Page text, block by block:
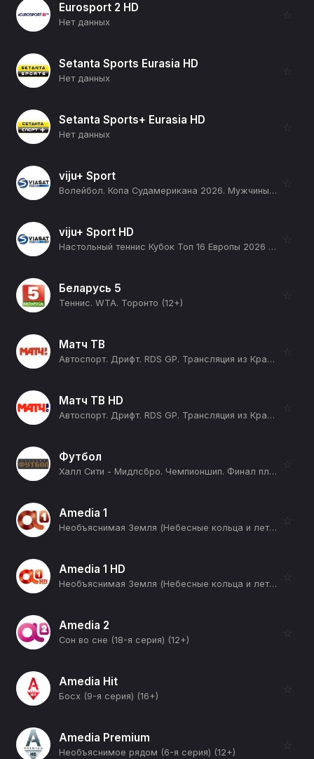
Eurosport 2 HD
Нет данных
☆
Setanta Sports Eurasia HD
Нет данных
☆
Setanta Sports+ Eurasia HD
Нет данных
☆
viju+ Sport
Волейбол. Копа Судамерикана 2026. Мужчины. День 3. Прямая трансляция. Аргентина - Чили (12+)
☆
viju+ Sport HD
Настольный теннис Кубок Топ 16 Европы 2026 (Монтре, Швейцария). Мужчины. Женщины. 1/4 финала. Часть 1 (4 матча) (12+)
☆
Беларусь 5
Теннис. WTA. Торонто (12+)
☆
Матч ТВ
Автоспорт. Дрифт. RDS GP. Трансляция из Красноярска (12+)
☆
Матч ТВ HD
Автоспорт. Дрифт. RDS GP. Трансляция из Красноярска (12+)
☆
Футбол
Халл Сити - Мидлсбро. Чемпионшип. Финал плей-офф. Сезон 25/26 (12+)
☆
Amedia 1
Необъяснимая Земля (Небесные кольца и летающие пауки) (12+)
☆
Amedia 1 HD
Необъяснимая Земля (Небесные кольца и летающие пауки) (12+)
☆
Amedia 2
Сон во сне (18-я серия) (12+)
☆
Amedia Hit
Босх (9-я серия) (16+)
☆
Amedia Premium
Необъяснимое рядом (6-я серия) (12+)
☆